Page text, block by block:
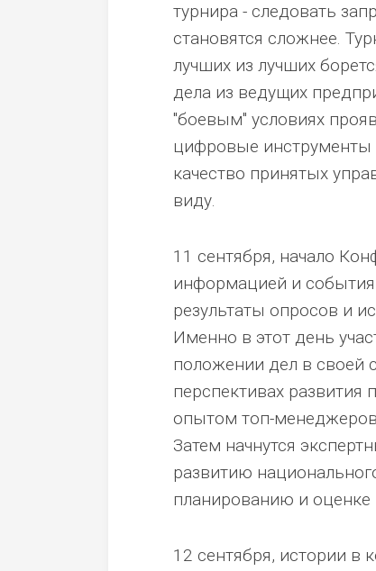
турнира - следовать
становятся сложнее.
лучших из лучших
дела из ведущих
"боевым" условиях
цифровые инструменты
качество принятых
виду.
11 сентября, начало
информацией и
результаты опросов и
Именно в этот день
положении дел в своей
перспективах развития
опытом топ-
Затем начнутся
развитию
планированию и оценке
12 сентября, истории в